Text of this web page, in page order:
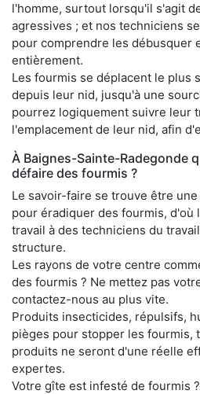
l'homme, surtout lorsqu'il s'agit
agressives ; et nos techniciens
pour comprendre les débusquer
entièrement.
Les fourmis se déplacent le plus
depuis leur nid, jusqu'à une
pourrez logiquement suivre leur
l'emplacement de leur nid, afin
À Baignes-Sainte-Radegonde
défaire des fourmis ?
Le savoir-faire se trouve être
pour éradiquer des fourmis, d'où
travail à des techniciens du
structure.
Les rayons de votre centre
des fourmis ? Ne mettez pas
contactez-nous au plus vite.
Produits insecticides, répulsifs,
pièges pour stopper les fourmis,
produits ne seront d'une réelle
expertes.
Votre gîte est infesté de fourmis